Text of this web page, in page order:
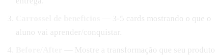
— 3-5 cards mostrando o que o
aluno vai aprender/conquistar.
— Mostre a transformação que seu produto